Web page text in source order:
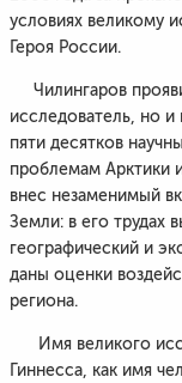
условиях великому
Героя России.
Чилингаров
исследователь, но
пяти десятков
проблемам Арктики
внес незаменимый
Земли: в его трудах
географический и
даны оценки
региона.
Имя великого
Гиннесса, как имя